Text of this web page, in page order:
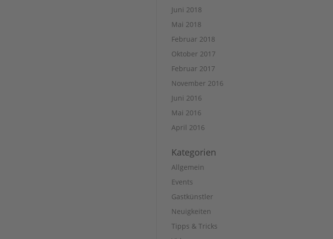
Juni 2018
Mai 2018
Februar 2018
Oktober 2017
Februar 2017
November 2016
Juni 2016
Mai 2016
April 2016
Kategorien
Allgemein
Events
Gastkünstler
Neuigkeiten
Tipps & Tricks